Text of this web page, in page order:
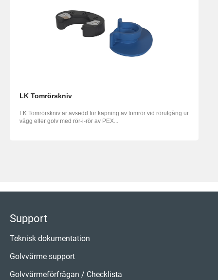
LK Tomrörskniv
LK Tomrörskniv är avsedd för kapning av tomrör vid rörutgång ur
vägg eller golv med rör-i-rör av PEX...
Support
Teknisk dokumentation
Golvvärme support
Golvvärmeförfrågan / Checklista